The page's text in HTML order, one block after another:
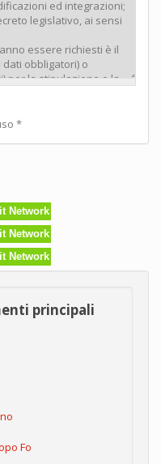
*
Network
Network
Network
principali
Fo